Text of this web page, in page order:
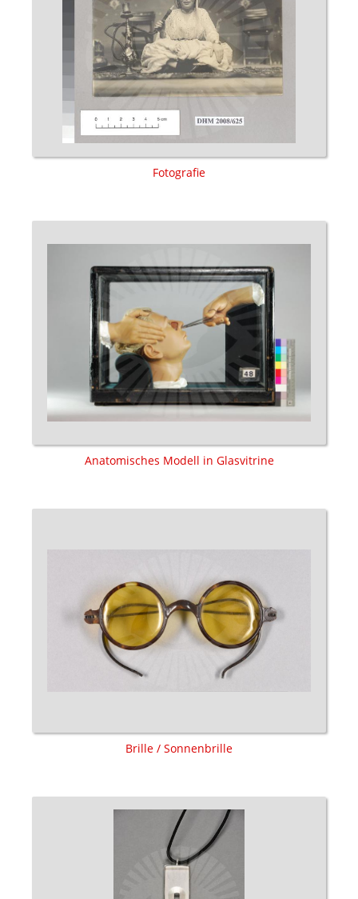
Fotografie
Anatomisches Modell in Glasvitrine
Brille / Sonnenbrille